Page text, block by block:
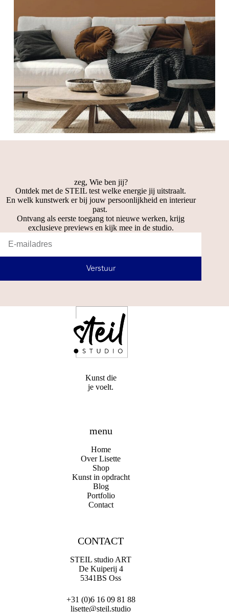
zeg, Wie ben jij?
Ontdek met de STEIL test welke energie jij uitstraalt.
En welk kunstwerk er bij jouw persoonlijkheid en interieur
past.
Ontvang als eerste toegang tot nieuwe werken, krijg
exclusieve previews en kijk mee in de studio.
Verstuur
Kunst die
je voelt.
menu
Home
Over Lisette
Shop
Kunst in opdracht
Blog
Portfolio
Contact
CONTACT
STEIL studio ART
De Kuiperij 4
5341BS Oss
+31 (0)6 16 09 81 88
lisette@steil.studio